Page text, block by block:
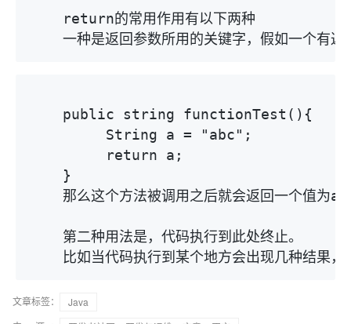
    return的常用作用有以下两种
一种是返回参数所用的关键字，假如一个有
    public string functionTest(){
         String a = "abc";
         return a;
    }
那么这个方法被调用之后就会返回一个值
    第二种用法是，代码执行到此处终止。
比如当代码执行到某个地方会出现几种结果
文章标签：
Java